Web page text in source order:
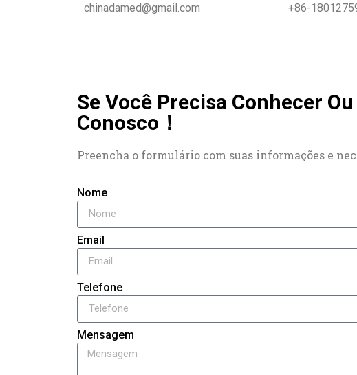
chinadamed@gmail.com +86-
Se Você Precisa Conhecer
Conosco！
Preencha o formulário com suas informações e
Nome
Email
Telefone
Mensagem